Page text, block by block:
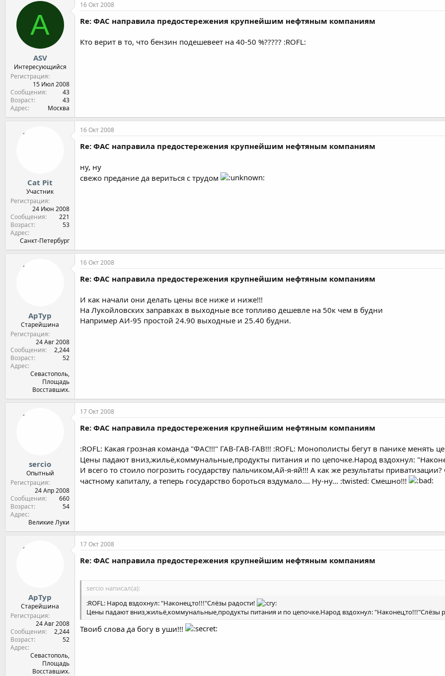
A
ASV
Интересующийся
Регистрация
15 Июл 2008
Сообщения
43
Возраст
43
Адрес
Москва
16 Окт 2008
Re: ФАС направила предостережения крупнейшим нефтяным компаниям
Кто верит в то, что бензин подешевеет на 40-50 %????? :ROFL:
Cat Pit
Участник
Регистрация
24 Июн 2008
Сообщения
221
Возраст
53
Адрес
Санкт-Петербург
16 Окт 2008
Re: ФАС направила предостережения крупнейшим нефтяным компаниям
ну, ну
свежо предание да вериться с трудом
АрТур
Старейшина
Регистрация
24 Авг 2008
Сообщения
2,244
Возраст
52
Адрес
Севастополь,
Площадь
Восставших.
16 Окт 2008
Re: ФАС направила предостережения крупнейшим нефтяным компаниям
И как начали они делать цены все ниже и ниже!!!
На Лукойловских заправках в выходные все топливо дешевле на 50к чем в будни
Например АИ-95 простой 24.90 выходные и 25.40 будни.
sercio
Опытный
Регистрация
24 Апр 2008
Сообщения
660
Возраст
54
Адрес
Великие Луки
17 Окт 2008
Re: ФАС направила предостережения крупнейшим нефтяным компаниям
:ROFL: Какая грозная команда "ФАС!!!" ГАВ-ГАВ-ГАВ!!! :ROFL: Монополисты бегут в панике менять
Цены падают вниз,жильё,коммунальные,продукты питания и по цепочке.Народ вздохнул:
И всего то стоило погрозить государству пальчиком,Ай-я-яй!!! А как же результаты
частному капиталу, а теперь государство бороться вздумало.... Ну-ну... :twisted: Смешно!!!
АрТур
Старейшина
Регистрация
24 Авг 2008
Сообщения
2,244
Возраст
52
Адрес
Севастополь,
Площадь
Восставших.
17 Окт 2008
Re: ФАС направила предостережения крупнейшим нефтяным компаниям
sercio написал(а):
:ROFL: Народ вздохнул: "Наконец,то!!!"Слёзы радости!
Цены падают вниз,жильё,коммунальные,продукты питания и по цепочке.Народ вздохнул: "Наконец,то!!!"Слёзы
Твоиб слова да богу в уши!!!